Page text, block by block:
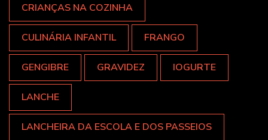
CRIANÇAS NA COZINHA
CULINÁRIA INFANTIL FRANGO
GENGIBRE GRAVIDEZ IOGURTE
LANCHE
LANCHEIRA DA ESCOLA E DOS PASSEIOS